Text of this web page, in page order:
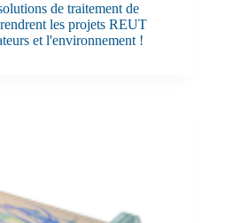
de traitement de
les projets REUT
et l'environnement !